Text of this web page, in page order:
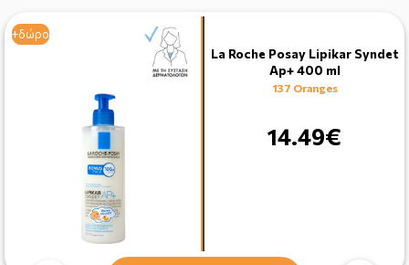
+δώρο
+δώρο
La Roche Posay Lipikar Syndet
Ap+ 400 ml
137 Oranges
14.49€